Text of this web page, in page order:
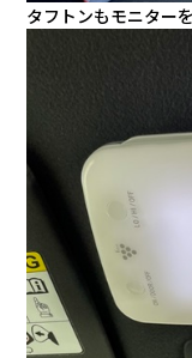
タフトンもモニター